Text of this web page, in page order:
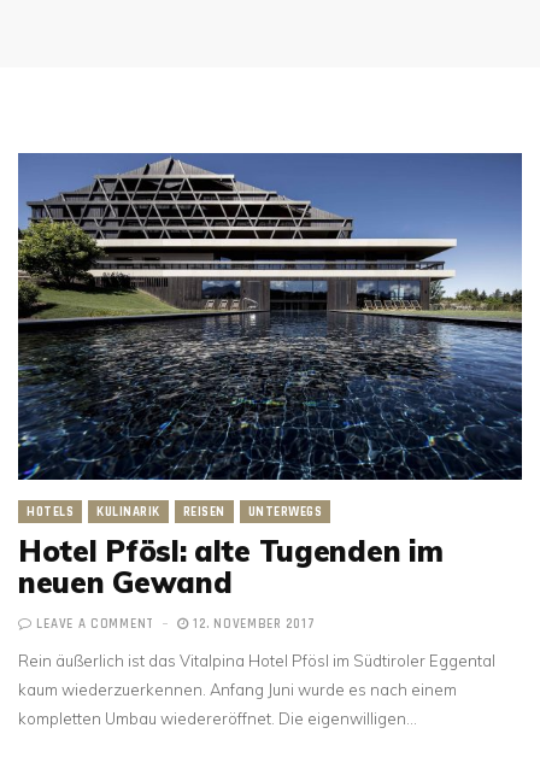
HOTELS KULINARIK REISEN UNTERWEGS
Hotel Pfösl: alte Tugenden im
neuen Gewand
LEAVE A COMMENT 12. NOVEMBER 2017
Rein äußerlich ist das Vitalpina Hotel Pfösl im Südtiroler Eggental
kaum wiederzuerkennen. Anfang Juni wurde es nach einem
kompletten Umbau wiedereröffnet. Die eigenwilligen…